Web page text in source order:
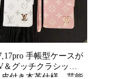
手帳型ケースが
グッチクラシック
付き本革仕様。芸能